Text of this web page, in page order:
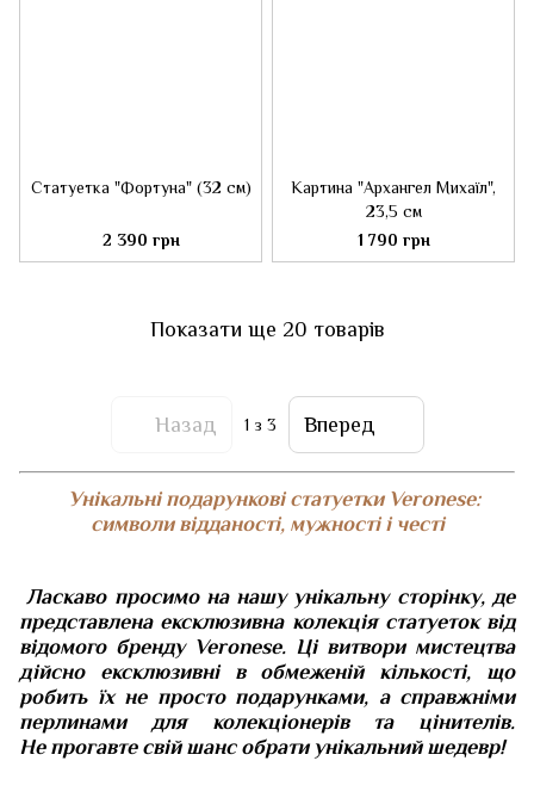
Статуетка "Фортуна" (32 см)
2 390 грн
Картина "Архангел Михаїл",
23,5 см
1 790 грн
Показати ще 20 товарів
Назад 1 з 3 Вперед
Унікальні подарункові статуетки Veronese:
символи відданості, мужності і честі
Ласкаво просимо на нашу унікальну сторінку, де
представлена ексклюзивна колекція статуеток від
відомого бренду Veronese. Ці витвори мистецтва
дійсно ексклюзивні в обмеженій кількості, що
робить їх не просто подарунками, а справжніми
перлинами для колекціонерів та цінителів.
Не прогавте свій шанс обрати унікальний шедевр!